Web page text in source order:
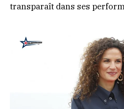
transparaît dans ses